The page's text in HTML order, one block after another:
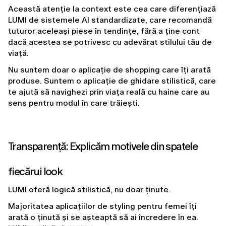
Această atenție la context este cea care diferențiază
LUMI de sistemele AI standardizate, care recomandă
tuturor aceleași piese în tendințe, fără a ține cont
dacă acestea se potrivesc cu adevărat stilului tău de
viață.
Nu suntem doar o aplicație de shopping care îți arată
produse. Suntem o aplicație de ghidare stilistică, care
te ajută să navighezi prin viața reală cu haine care au
sens pentru modul în care trăiești.
Transparență: Explicăm motivele din spatele
fiecărui look
LUMI oferă logică stilistică, nu doar ținute.
Majoritatea aplicațiilor de styling pentru femei îți
arată o ținută și se așteaptă să ai încredere în ea.